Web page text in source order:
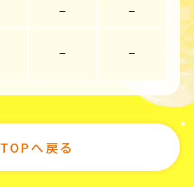
ー ー
ー ー
TOPへ戻る